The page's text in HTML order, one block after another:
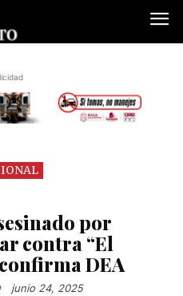
por
contra “El
DEA
junio 24, 2025